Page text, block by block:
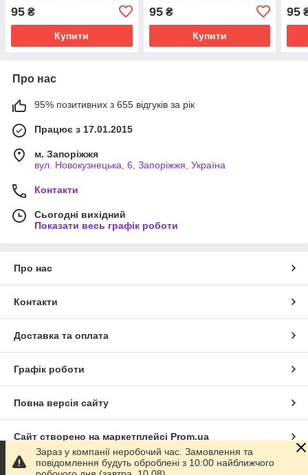
95 ₴
Купити
95₴
Купити
95
Про нас
95% позитивних з 655 відгуків за рік
Працює з 17.01.2015
м. Запоріжжя
вул. Новокузнецька, 6, Запоріжжя, Україна
Контакти
Сьогодні вихідний
Показати весь графік роботи
Про нас
Контакти
Доставка та оплата
Графік роботи
Повна версія сайту
Сайт створено на маркетплейсі Prom.ua
Політика конфіденційності
Зараз у компанії неробочий час. Замовлення та
повідомлення будуть оброблені з 10:00 найближчого